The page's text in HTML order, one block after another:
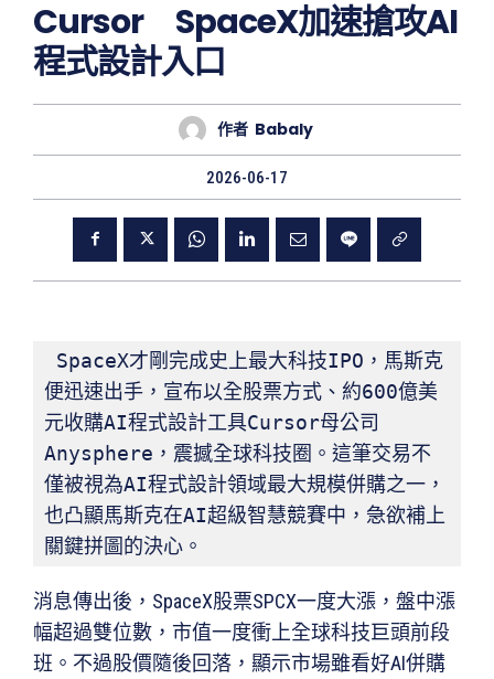
Cursor SpaceX加速搶攻AI
程式設計入口
作者 Babaly
2026-06-17
SpaceX才剛完成史上最大科技IPO，馬斯克
便迅速出手，宣布以全股票方式、約600億美
元收購AI程式設計工具Cursor母公司
Anysphere，震撼全球科技圈。這筆交易不
僅被視為AI程式設計領域最大規模併購之一，
也凸顯馬斯克在AI超級智慧競賽中，急欲補上
關鍵拼圖的決心。
消息傳出後，SpaceX股票SPCX一度大漲，盤中漲
幅超過雙位數，市值一度衝上全球科技巨頭前段
班。不過股價隨後回落，顯示市場雖看好AI併購